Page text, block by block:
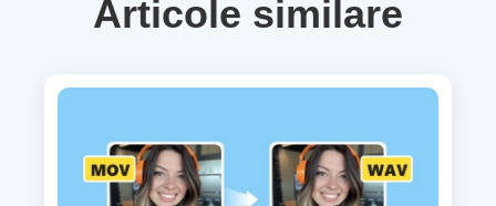
Articole similare